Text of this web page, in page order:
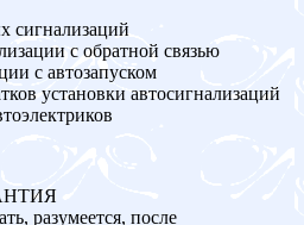
сигнализаций
с обратной связью
с автозапуском
установки автосигнализаций
разумеется, после